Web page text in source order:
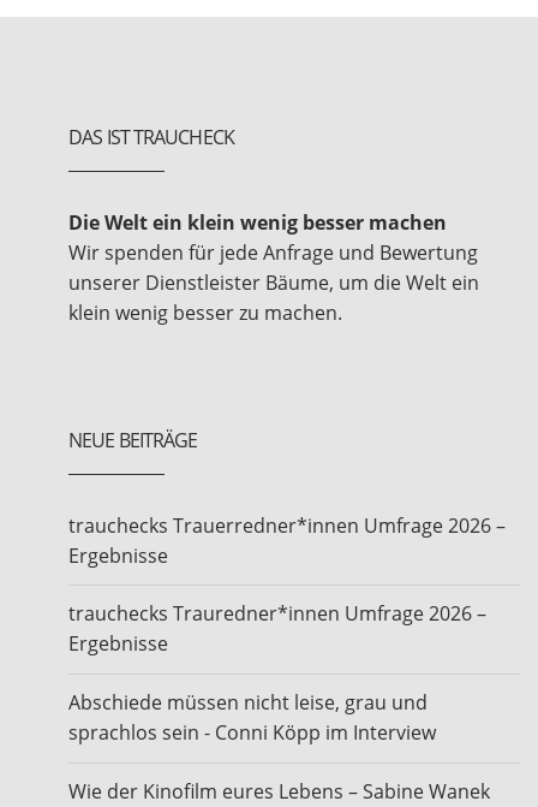
DAS IST TRAUCHECK
Die Welt ein klein wenig besser machen
Wir spenden für jede Anfrage und Bewertung
unserer Dienstleister Bäume, um die Welt ein
klein wenig besser zu machen.
NEUE BEITRÄGE
trauchecks Trauerredner*innen Umfrage 2026 –
Ergebnisse
trauchecks Trauredner*innen Umfrage 2026 –
Ergebnisse
Abschiede müssen nicht leise, grau und
sprachlos sein - Conni Köpp im Interview
Wie der Kinofilm eures Lebens – Sabine Wanek